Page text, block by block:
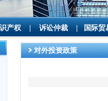
产权| 诉讼仲裁| 国际贸
对外投资政策